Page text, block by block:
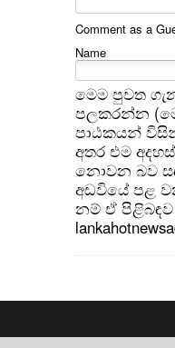
Comment as a
Name
මෙම පුවත
පලකරන්න
පාඨකයන්
අතර එම
නොවන බව
අඩවියේ පළ
නම් ඒ පිළිබඳව